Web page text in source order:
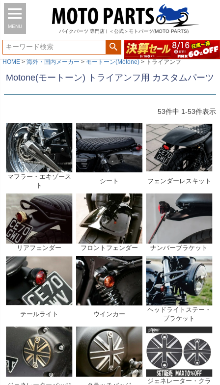
MENU
バイク パーツ 専門店 | ＜公式＞モトパーツ(MOTO PARTS)
HOME 海外・国内メーカー モートーン(Motone) トライアンフ
Motone(モートーン) トライアンフ用 カスタムパーツ
53件中 1-53件表示
マフラー・エキゾース
ト
シート フェンダーレスキット
リアフェンダー フロントフェンダー ナンバーブラケット
テールライト ウインカー
ヘッドライトステー・
ブラケット
ジェネレーター・クラ